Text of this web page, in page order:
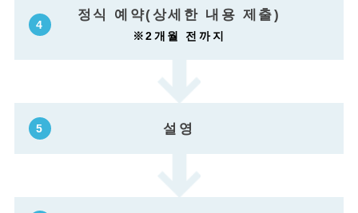
정식 예약(상세한 내용 제출)
※2개월 전까지
설영